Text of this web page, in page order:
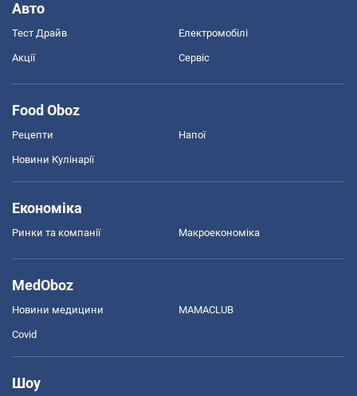
Авто
Тест Драйв Електромобілі
Акції Сервіс
Food Oboz
Рецепти Напої
Новини Кулінарії
Економіка
Ринки та компанії Макроекономіка
MedOboz
Новини медицини MAMACLUB
Covid
Шоу